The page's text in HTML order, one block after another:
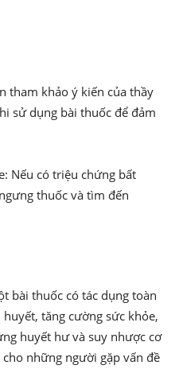
tham khảo ý kiến của thầy
sử dụng bài thuốc để đảm
Nếu có triệu chứng bất
thuốc và tìm đến
bài thuốc có tác dụng toàn
tăng cường sức khỏe,
huyết hư và suy nhược cơ
những người gặp vấn đề